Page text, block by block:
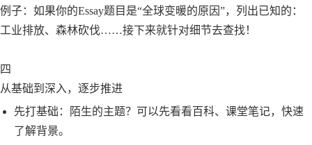
例子：如果你的Essay题目是“全球变暖的原因”，列出已知的：
工业排放、森林砍伐……接下来就针对细节去查找！
四
从基础到深入，逐步推进
先打基础：陌生的主题？可以先看看百科、课堂笔记，快速
了解背景。